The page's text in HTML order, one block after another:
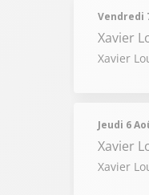
Vendredi
Xavier
Xavier
Jeudi 6
Xavier
Xavier